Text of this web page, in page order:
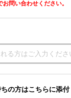
問い合わせください。
の方はこちらに添付